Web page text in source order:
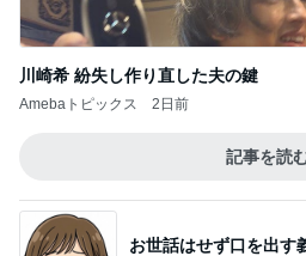
川崎希 紛失し作り直した夫の鍵
Amebaトピックス 2日前
記事を読
お世話はせず口を出す